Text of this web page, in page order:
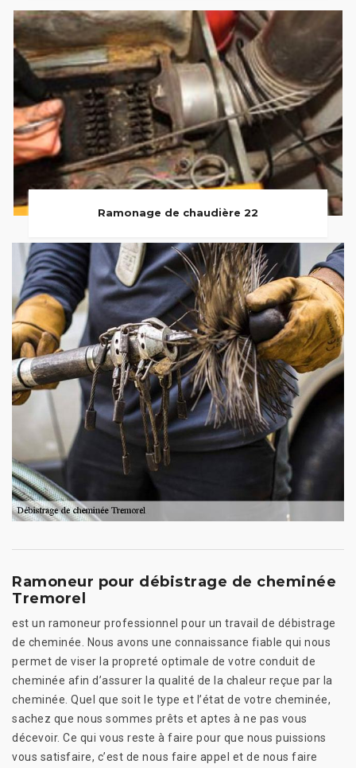
Ramonage de chaudière 22
Ramoneur pour débistrage de cheminée
Tremorel
est un ramoneur professionnel pour un travail de débistrage
de cheminée. Nous avons une connaissance fiable qui nous
permet de viser la propreté optimale de votre conduit de
cheminée afin d’assurer la qualité de la chaleur reçue par la
cheminée. Quel que soit le type et l’état de votre cheminée,
sachez que nous sommes prêts et aptes à ne pas vous
décevoir. Ce qui vous reste à faire pour que nous puissions
vous satisfaire, c’est de nous faire appel et de nous faire